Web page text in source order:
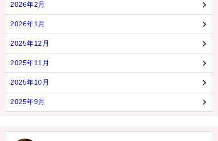
2026年2月
2026年1月
2025年12月
2025年11月
2025年10月
2025年9月